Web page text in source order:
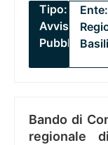
Tipo:
Avviso
Pubblico
Ente:
Bando di
regionale